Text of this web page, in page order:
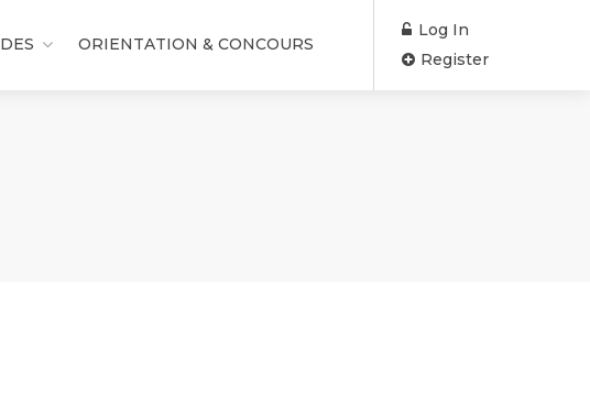
ORIENTATION & CONCOURS
Log In
Register